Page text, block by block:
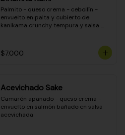
Palmito - queso crema - cebollín -
envuelto en palta y cubierto de
kanikama crunchy tempura y salsa
$7.000
Acevichado Sake
Camarón apanado - queso crema -
envuelto en salmón bañado en salsa
acevichada